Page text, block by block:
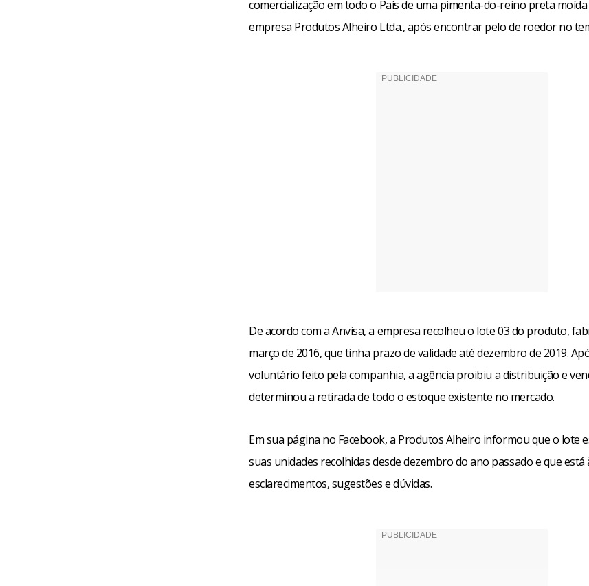
comercialização em todo o País de uma pimenta-do-reino preta
empresa Produtos Alheiro Ltda., após encontrar pelo de roedor no
De acordo com a Anvisa, a empresa recolheu o lote 03 do produto,
março de 2016, que tinha prazo de validade até dezembro de 2019.
voluntário feito pela companhia, a agência proibiu a distribuição e
determinou a retirada de todo o estoque existente no mercado.
Em sua página no Facebook, a Produtos Alheiro informou que o lote
suas unidades recolhidas desde dezembro do ano passado e que
esclarecimentos, sugestões e dúvidas.